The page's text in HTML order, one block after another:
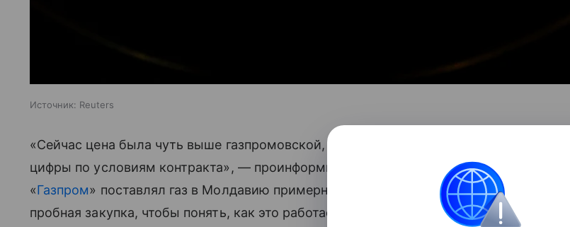
Источник: Reuters
«Сейчас цена была чуть выше газпромовской, сразу скажу — я не могу называть
цифры по условиям контракта», — проинформировал министр, отметив, что в апреле
«Газпром» поставлял газ в Молдавию примерно по $327 за 1 тыс. куб. м. «Это была
пробная закупка, чтобы понять, как это работает. Элемент цены был вторичен.